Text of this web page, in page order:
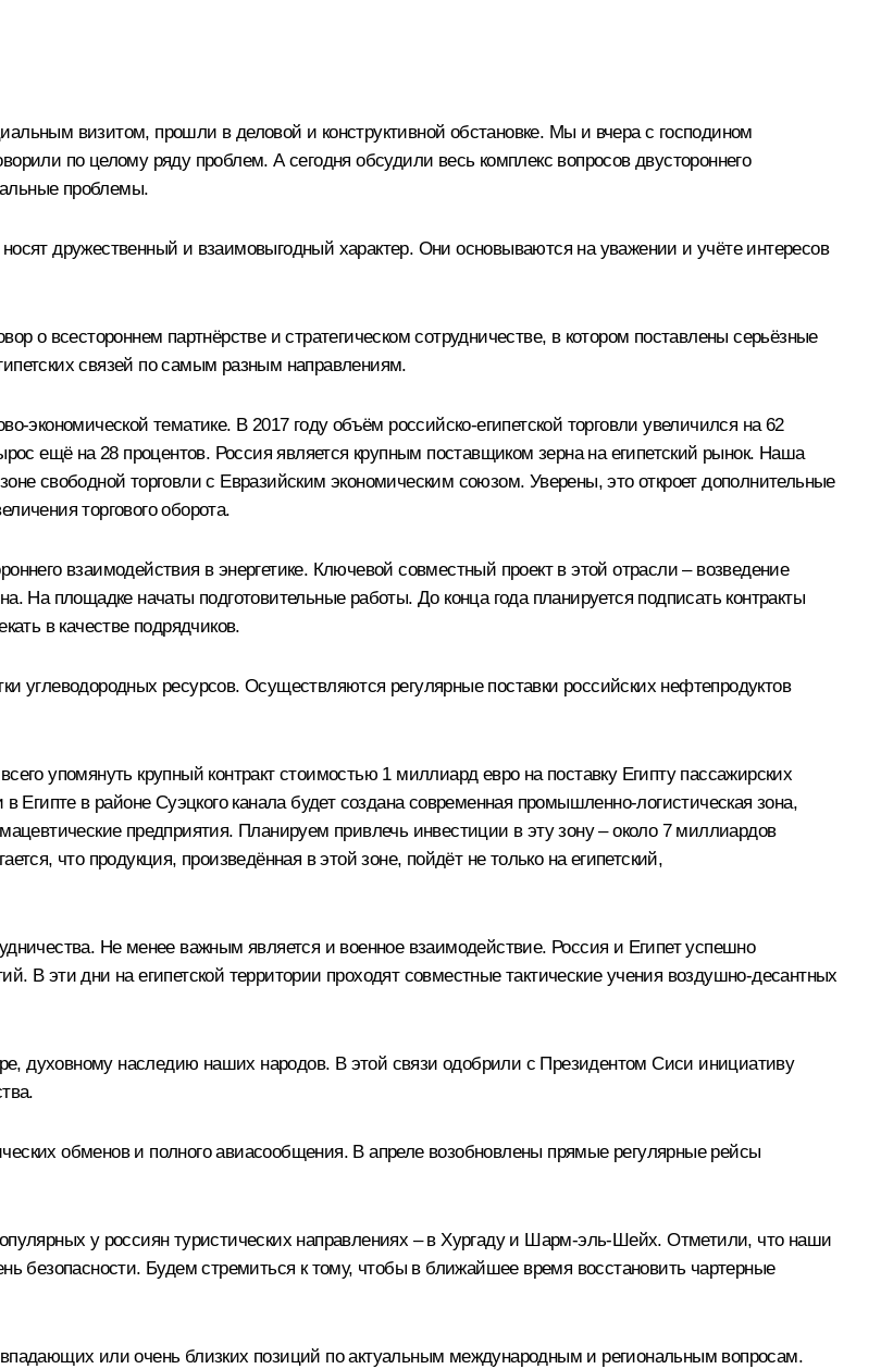
визитом, прошли в деловой и конструктивной обстановке. Мы и вчера с господином
по целому ряду проблем. А сегодня обсудили весь комплекс вопросов двустороннего
проблемы.
дружественный и взаимовыгодный характер. Они основываются на уважении и учёте интересов
о всестороннем партнёрстве и стратегическом сотрудничестве, в котором поставлены серьёзные
связей по самым разным направлениям.
экономической тематике. В 2017 году объём российско-египетской торговли увеличился на 62
ещё на 28 процентов. Россия является крупным поставщиком зерна на египетский рынок. Наша
свободной торговли с Евразийским экономическим союзом. Уверены, это откроет дополнительные
торгового оборота.
взаимодействия в энергетике. Ключевой совместный проект в этой отрасли – возведение
На площадке начаты подготовительные работы. До конца года планируется подписать контракты
в качестве подрядчиков.
углеводородных ресурсов. Осуществляются регулярные поставки российских нефтепродуктов
упомянуть крупный контракт стоимостью 1 миллиард евро на поставку Египту пассажирских
Египте в районе Суэцкого канала будет создана современная промышленно-логистическая зона,
предприятия. Планируем привлечь инвестиции в эту зону – около 7 миллиардов
что продукция, произведённая в этой зоне, пойдёт не только на египетский,
Не менее важным является и военное взаимодействие. Россия и Египет успешно
В эти дни на египетской территории проходят совместные тактические учения воздушно-десантных
духовному наследию наших народов. В этой связи одобрили с Президентом Сиси инициативу
обменов и полного авиасообщения. В апреле возобновлены прямые регулярные рейсы
у россиян туристических направлениях – в Хургаду и Шарм-эль-Шейх. Отметили, что наши
безопасности. Будем стремиться к тому, чтобы в ближайшее время восстановить чартерные
или очень близких позиций по актуальным международным и региональным вопросам.